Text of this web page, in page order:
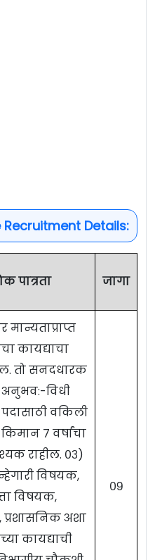
Details:
पात्रता जागा
मान्यताप्राप्त
कायद्याचा
तो सनदधारक
विधी
वकिली
७ वर्षांचा
राहील. ०३)
विषयक,
विषयक,
अशा
कायद्याची
०९